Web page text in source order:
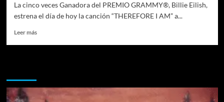
La cinco veces Ganadora del PREMIO GRAMMY®, Billie Eilish,
estrena el día de hoy la canción “THEREFORE I AM” a...
Leer másLeer
estrena
el
sencillo